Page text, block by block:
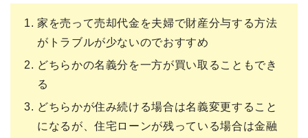
家を売って売却代金を夫婦で財産分与する方法
がトラブルが少ないのでおすすめ
どちらかの名義分を一方が買い取ることもでき
る
どちらかが住み続ける場合は名義変更すること
になるが、住宅ローンが残っている場合は金融